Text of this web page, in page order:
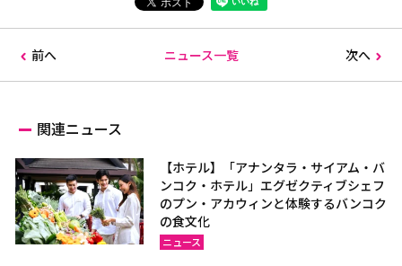
前へ ニュース一覧 次へ
関連ニュース
【ホテル】「アナンタラ・サイアム・バ
ンコク・ホテル」エグゼクティブシェフ
のプン・アカウィンと体験するバンコク
の食文化
ニュース